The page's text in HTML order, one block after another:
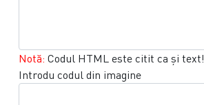
Notă: Codul HTML este citit ca şi text!
Introdu codul din imagine